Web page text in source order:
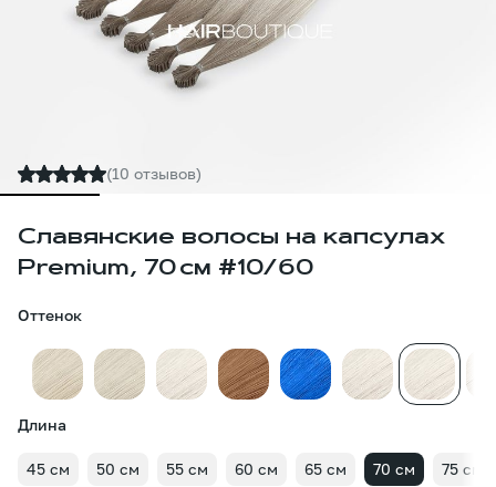
(10 отзывов)
Славянские волосы на капсулах
Premium, 70 см #10/60
Оттенок
Длина
45 см 50 см 55 см 60 см 65 см 70 см 75 см